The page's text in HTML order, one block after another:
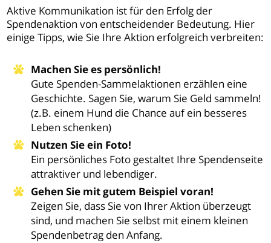
Aktive Kommunikation ist für den Erfolg der
Spendenaktion von entscheidender Bedeutung. Hier
einige Tipps, wie Sie Ihre Aktion erfolgreich verbreiten:
Machen Sie es persönlich!
Gute Spenden-Sammelaktionen erzählen eine
Geschichte. Sagen Sie, warum Sie Geld sammeln!
(z.B. einem Hund die Chance auf ein besseres
Leben schenken)
Nutzen Sie ein Foto!
Ein persönliches Foto gestaltet Ihre Spendenseite
attraktiver und lebendiger.
Gehen Sie mit gutem Beispiel voran!
Zeigen Sie, dass Sie von Ihrer Aktion überzeugt
sind, und machen Sie selbst mit einem kleinen
Spendenbetrag den Anfang.